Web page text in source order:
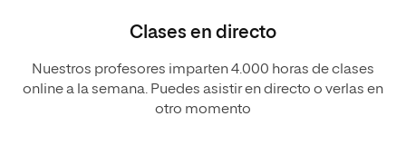
Clases en directo
Nuestros profesores imparten 4.000 horas de clases
online a la semana. Puedes asistir en directo o verlas en
otro momento